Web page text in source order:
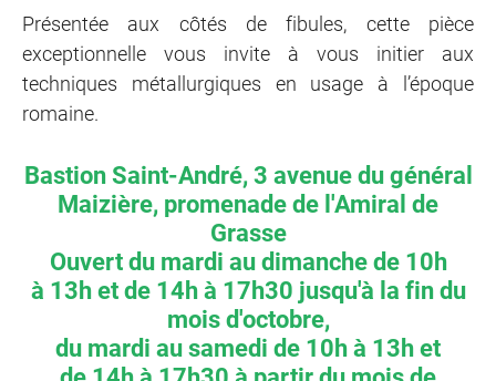
Présentée aux côtés de fibules, cette pièce
exceptionnelle vous invite à vous initier aux
techniques métallurgiques en usage à l’époque
romaine.
Bastion Saint­-André, 3 avenue du général
Maizière, promenade de l'Amiral de
Grasse
Ouvert du mardi au dimanche de 10h
à 13h et de 14h à 17h30 jusqu'à la fin du
mois d'octobre,
du mardi au samedi de 10h à 13h et